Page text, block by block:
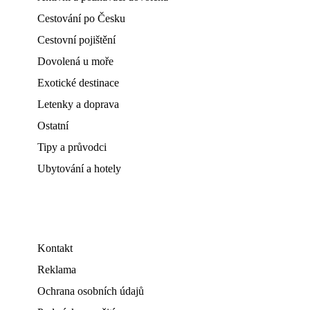
Cestování po Česku
Cestovní pojištění
Dovolená u moře
Exotické destinace
Letenky a doprava
Ostatní
Tipy a průvodci
Ubytování a hotely
Kontakt
Reklama
Ochrana osobních údajů